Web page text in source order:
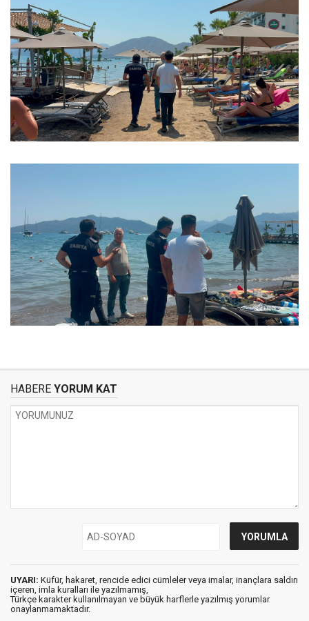
HABERE YORUM KAT
UYARI: Küfür, hakaret, rencide edici cümleler veya imalar, inançlara saldırı
içeren, imla kuralları ile yazılmamış,
Türkçe karakter kullanılmayan ve büyük harflerle yazılmış yorumlar
onaylanmamaktadır.